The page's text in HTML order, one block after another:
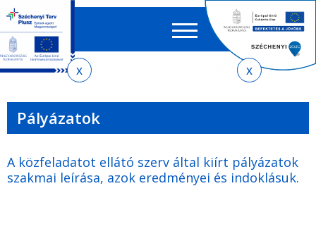
almenühöz
tartalomra
oldaltérképre
EN HU
űrlap
Pályázatok
A közfeladatot ellátó szerv által kiírt pályázatok
szakmai leírása, azok eredményei és indoklásuk.